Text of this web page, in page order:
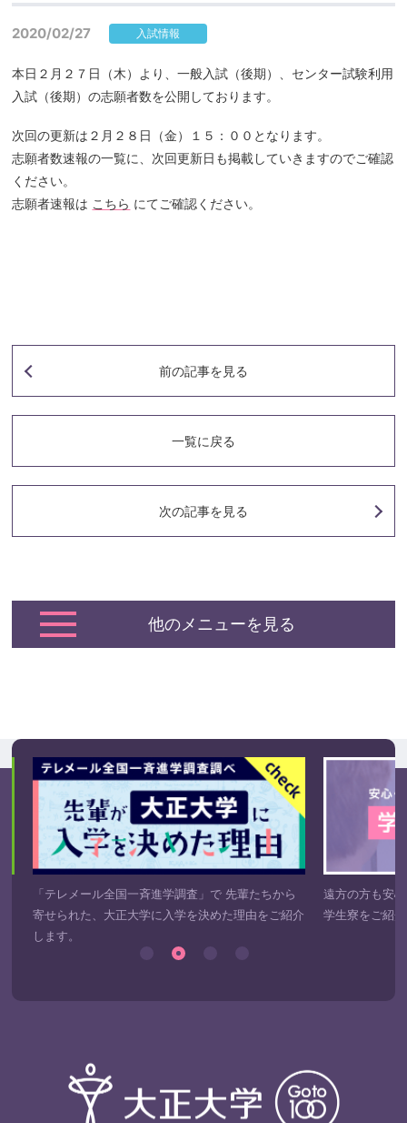
2020/02/27 入試情報
本日２月２７日（木）より、一般入試（後期）、センター試験利用
入試（後期）の志願者数を公開しております。
次回の更新は２月２８日（金）１５：００となります。
志願者数速報の一覧に、次回更新日も掲載していきますのでご確認
ください。
志願者速報は こちら にてご確認ください。
前の記事を見る
一覧に戻る
次の記事を見る
他のメニューを見る
「テレメール全国一斉進学調査」で 先輩たちから
寄せられた、大正大学に入学を決めた理由をご紹介
します。
遠方の方も安
学生寮をご紹